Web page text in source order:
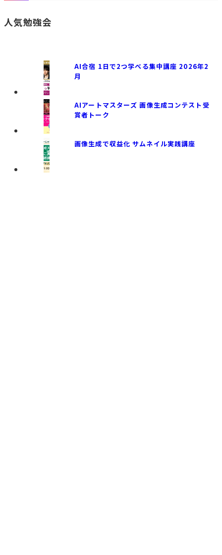
人気勉強会
AI合宿 1日で2つ学べる集中講座 2026年2
月
AIアートマスターズ 画像生成コンテスト受
賞者トーク
画像生成で収益化 サムネイル実践講座